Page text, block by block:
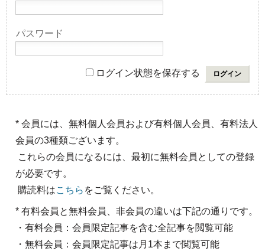
パスワード
ログイン状態を保存する
* 会員には、無料個人会員および有料個人会員、有料法人
会員の3種類ございます。
これらの会員になるには、最初に無料会員としての登録
が必要です。
購読料はこちら をご覧ください。
* 有料会員と無料会員、非会員の違いは下記の通りです。
・有料会員：会員限定記事を含む全記事を閲覧可能
・無料会員：会員限定記事は月1本まで閲覧可能